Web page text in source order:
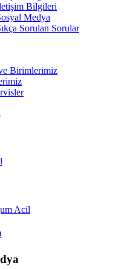
Bilgileri
Medya
Sorulan Sorular
Birimlerimiz